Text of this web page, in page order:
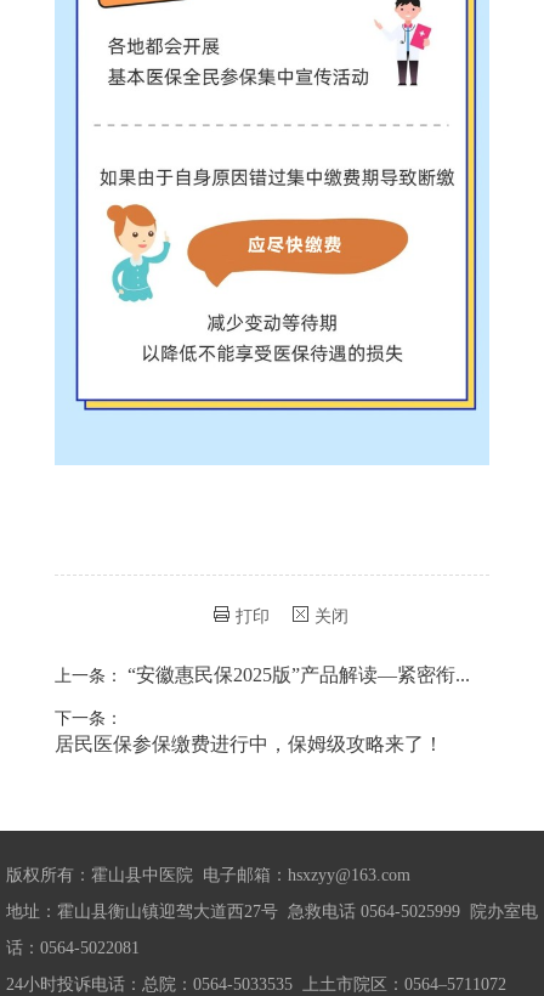
打印 关闭
上一条： “安徽惠民保2025版”产品解读—紧密衔...
下一条：
居民医保参保缴费进行中，保姆级攻略来了！
版权所有：霍山县中医院 电子邮箱：hsxzyy@163.com
地址：霍山县衡山镇迎驾大道西27号 急救电话 0564-5025999 院办室电
话：0564-5022081
24小时投诉电话：总院：0564-5033535 上土市院区：0564–5711072